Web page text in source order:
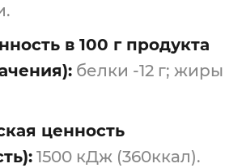
в 100 г продукта
белки -12 г; жиры
ценность
1500 кДж (360ккал).